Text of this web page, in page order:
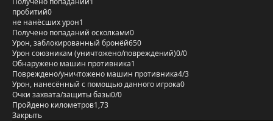
пробитий0
не нанёсших урон1
Получено попаданий осколками0
Урон, заблокированный бронёй650
Урон союзникам (уничтожено/повреждений)0/0
Обнаружено машин противника1
Повреждено/уничтожено машин противника4/3
Урон, нанесённый с помощью данного игрока0
Очки захвата/защиты базы0/0
Пройдено километров1,73
Закрыть